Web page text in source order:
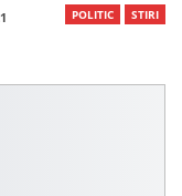
POLITIC STIRI